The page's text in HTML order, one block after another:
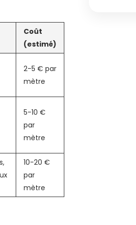
Coût
(estimé)
2-5 € par
mètre
5-10 €
par
mètre
10-20 €
par
mètre